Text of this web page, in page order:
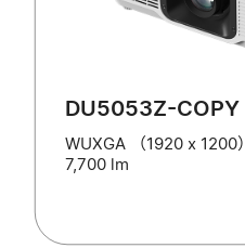
DU5053Z-COPY
WUXGA （1920 x 1200）
7,700 lm